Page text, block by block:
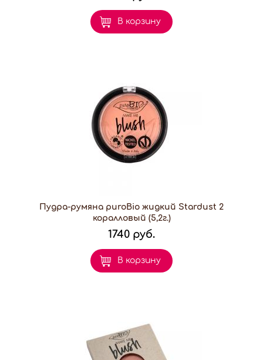
В корзину
Пудра-румяна puroBio жидкий Stardust 2
коралловый (5,2г.)
1740 руб.
В корзину